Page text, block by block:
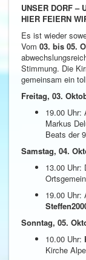
UNSER DORF –
HIER FEIERN
Es ist wieder
Vom 03. bis 05.
Stimmung. Die
gemeinsam ein
Freitag, 03.
19.00 Uhr:
Markus
Beats der
Samstag, 04.
13.00 Uhr:
19.00 Uhr:
Sonntag, 05.
10.00 Uhr:
Kirche